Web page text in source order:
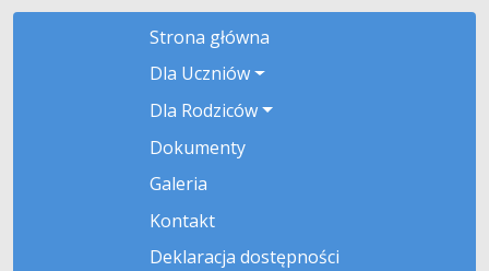
Strona główna
Dla Uczniów
Dla Rodziców
Dokumenty
Galeria
Kontakt
Deklaracja dostępności